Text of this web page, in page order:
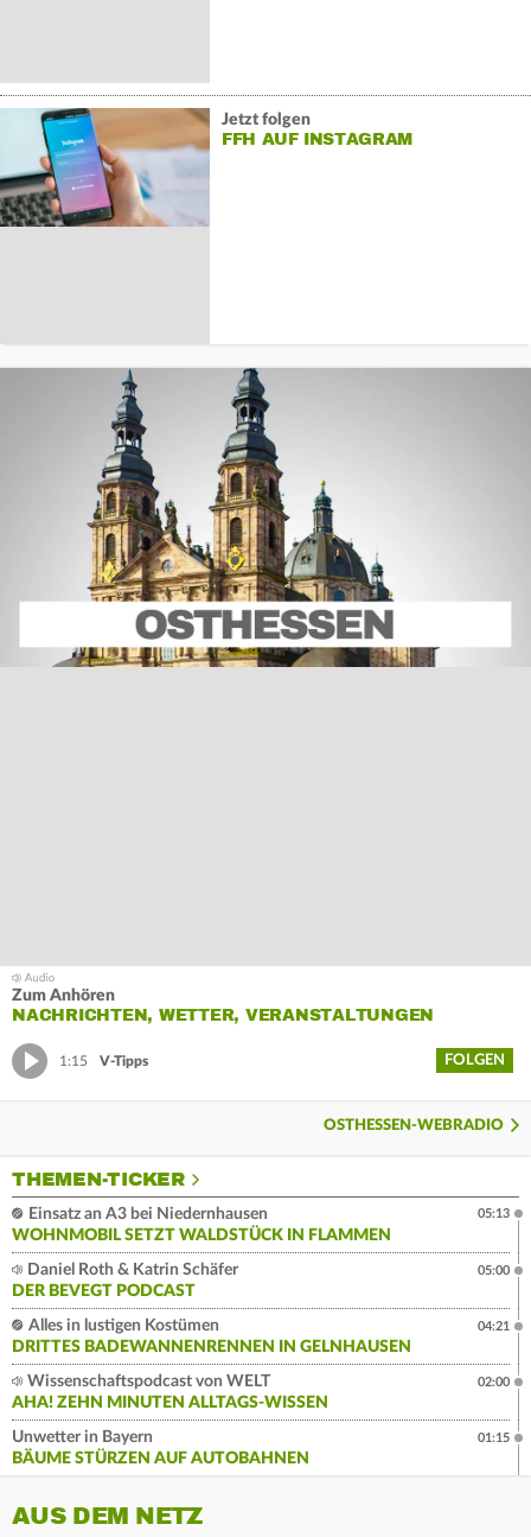
Jetzt folgen
FFH AUF INSTAGRAM
Zum Anhören
NACHRICHTEN, WETTER, VERANSTALTUNGEN
1:15 V-Tipps FOLGEN
OSTHESSEN-WEBRADIO
THEMEN-TICKER
Einsatz an A3 bei Niedernhausen
WOHNMOBIL SETZT WALDSTÜCK IN FLAMMEN
05:13
Daniel Roth & Katrin Schäfer
DER BEVEGT PODCAST
05:00
Alles in lustigen Kostümen
DRITTES BADEWANNENRENNEN IN GELNHAUSEN
04:21
Wissenschaftspodcast von WELT
AHA! ZEHN MINUTEN ALLTAGS-WISSEN
02:00
Unwetter in Bayern
BÄUME STÜRZEN AUF AUTOBAHNEN
01:15
AUS DEM NETZ